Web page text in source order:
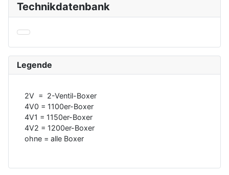
Technikdatenbank
Legende
2V = 2-Ventil-Boxer
4V0 = 1100er-Boxer
4V1 = 1150er-Boxer
4V2 = 1200er-Boxer
ohne = alle Boxer